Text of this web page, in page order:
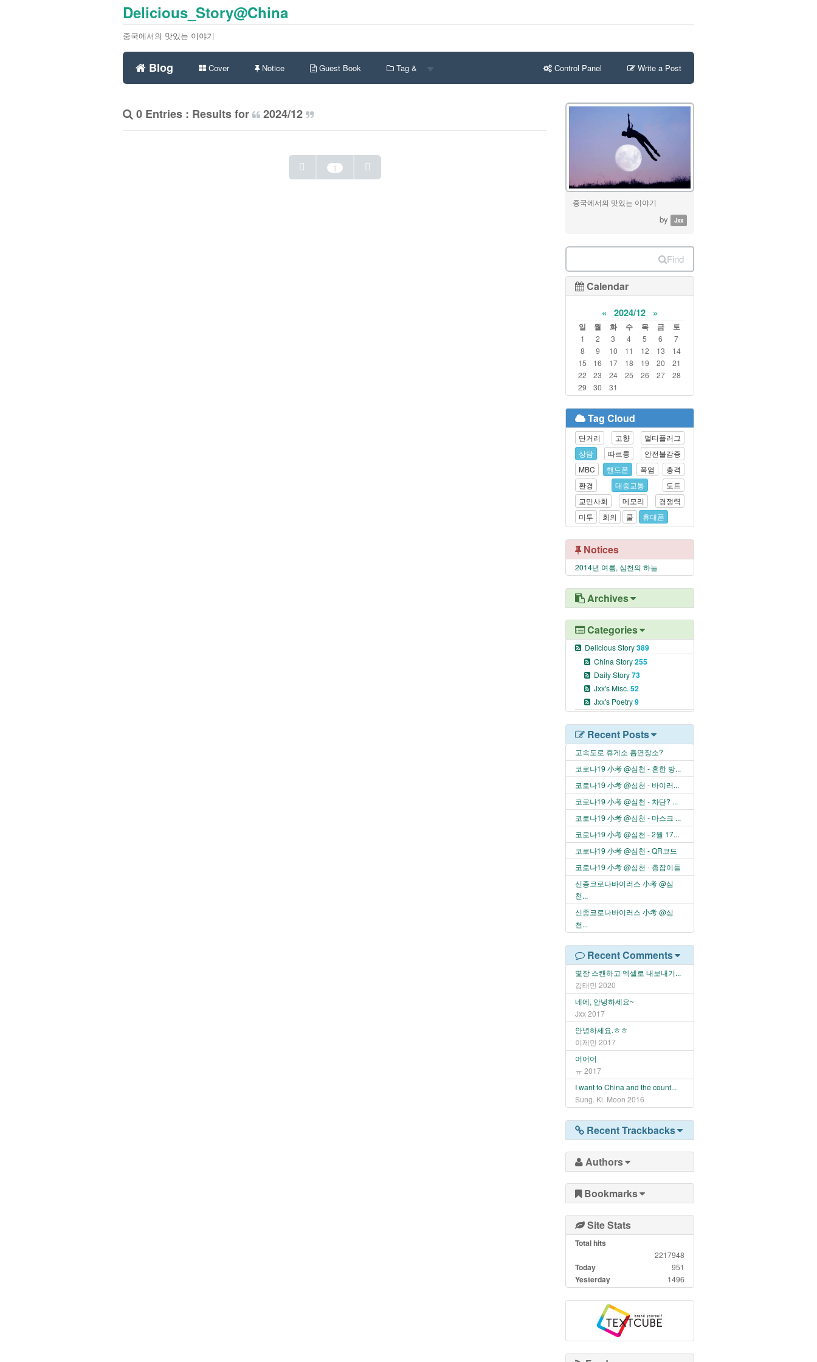
Delicious_Story@China
중국에서의 맛있는 이야기
Blog Cover Notice Guest Book Tag & Control Panel Write a Post
0 Entries : Results for 2024/12
1
중국에서의 맛있는 이야기
by Jxx
Find
Calendar
« 2024/12 »
일 월 화 수 목 금 토
1 2 3 4 5 6
7
8
9 10 11 12 13
14
15
16 17 18 19 20
21
22
23 24 25 26 27
28
29
30 31
Tag Cloud
단거리 고향
멀티플러그
상담
따르릉
안전불감증
MBC
핸드폰 폭염
총격
환경
대중교통
도트
교민사회
메모리
경쟁력
미투
회의 쿨 휴대폰
Notices
2014년 여름, 심천의 하늘
Archives
Categories
Delicious Story389
China Story255
Daily Story73
Jxx's Misc. 52
Jxx's Poetry9
Recent Posts
고속도로 휴게소 흡연장소?
코로나19 小考 @심천 - 흔한 방...
코로나19 小考 @심천 - 바이러...
코로나19 小考 @심천 - 차단? ...
코로나19 小考 @심천 - 마스크 ...
코로나19 小考 @심천 - 2월 17...
코로나19 小考 @심천 - QR코드
코로나19 小考 @심천 - 총잡이들
신종코로나바이러스 小考 @심
천...
신종코로나바이러스 小考 @심
천...
Recent Comments
몇장 스캔하고 엑셀로 내보내기...
김태민 2020
네에, 안녕하세요~
Jxx 2017
안녕하세요.ㅎㅎ
이제민 2017
어어어
ㅠ 2017
I want to China and the count...
Sung. Ki. Moon 2016
Recent Trackbacks
Authors
Bookmarks
Site Stats
Total hits
2217948
Today 951
Yesterday 1496